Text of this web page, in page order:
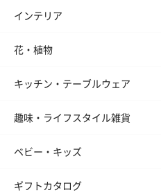
インテリア
花・植物
キッチン・テーブルウェア
趣味・ライフスタイル雑貨
ベビー・キッズ
ギフトカタログ